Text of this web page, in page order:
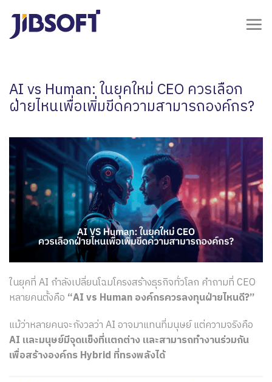
content
AI vs Human: ในยุคใหม่ CEO ควรเลือก
ฝ่ายไหนเพื่อเพิ่มขีดความสามารถองค์กร?
ในยุคที่ AI กำลังเปลี่ยนโฉมโครงสร้างธุรกิจทั่วโลก คำถามที่ CEO
หลายคนตั้งคือ “AI vs Human องค์กรควรลงทุนฝ่ายไหนดี?”
แม้ว่าหลายคนจะกังวลว่า AI อาจมาแทนที่มนุษย์ แต่ความจริงคือ
AI และมนุษย์มีจุดแข็งที่แตกต่าง และสามารถทำงานร่วมกัน
เพื่อสร้างองค์กร Hybrid ที่ทรงพลังได้